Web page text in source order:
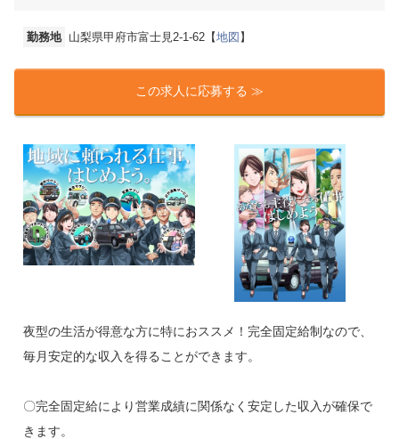
勤務地 山梨県甲府市富士見2-1-62【地図】
この求人に応募する ≫
夜型の生活が得意な方に特におススメ！完全固定給制なので、
毎月安定的な収入を得ることができます。
〇完全固定給により営業成績に関係なく安定した収入が確保で
きます。